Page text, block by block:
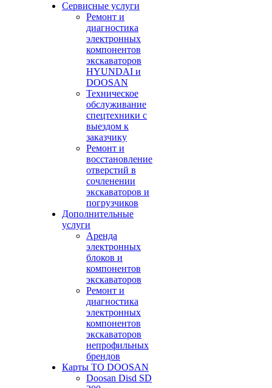
Сервисные услуги
Ремонт и
диагностика
электронных
компонентов
экскаваторов
HYUNDAI и
DOOSAN
Техническое
обслуживание
спецтехники с
выездом к
заказчику
Ремонт и
восстановление
отверстий в
сочленении
экскаваторов и
погрузчиков
Дополнительные
услуги
Аренда
электронных
блоков и
компонентов
экскаваторов
Ремонт и
диагностика
электронных
компонентов
экскаваторов
непрофильных
брендов
Карты ТО DOOSAN
Doosan Disd SD